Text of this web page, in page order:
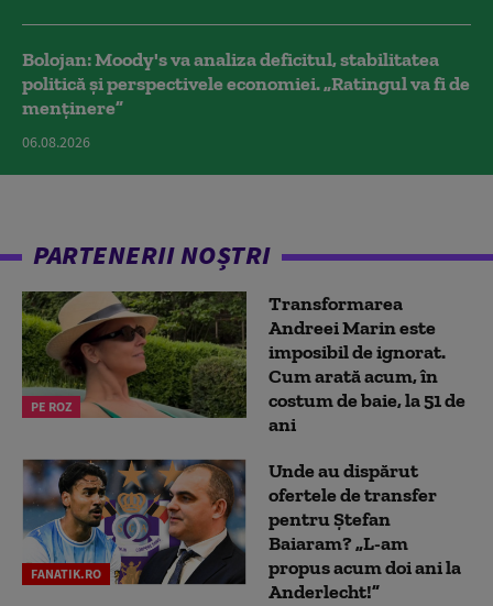
Bolojan: Moody's va analiza deficitul, stabilitatea
politică și perspectivele economiei. „Ratingul va fi de
menținere”
06.08.2026
PARTENERII NOȘTRI
PE ROZ
Transformarea
Andreei Marin este
imposibil de ignorat.
Cum arată acum, în
costum de baie, la 51 de
ani
FANATIK.RO
Unde au dispărut
ofertele de transfer
pentru Ștefan
Baiaram? „L-am
propus acum doi ani la
Anderlecht!”